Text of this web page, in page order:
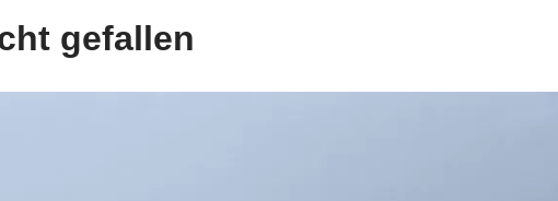
gefallen